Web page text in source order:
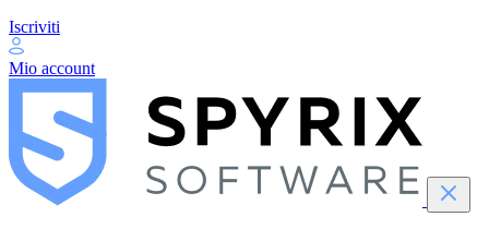
Iscriviti
Mio account